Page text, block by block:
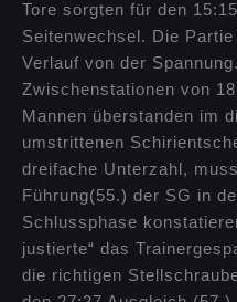
Tore sorgten für den
Seitenwechsel. Die
Verlauf von der
Zwischenstationen von
Mannen überstanden im
umstrittenen
dreifache Unterzahl,
Führung(55.) der SG in
Schlussphase
justierte“ das
die richtigen